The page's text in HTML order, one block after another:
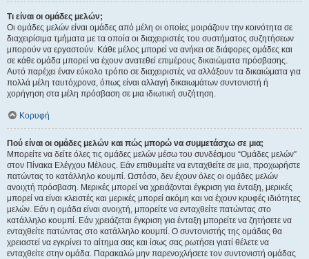
Τι είναι οι ομάδες μελών;
Οι ομάδες μελών είναι ομάδες από μέλη οι οποίες μοιράζουν την κοινότητα σε
διαχειρίσιμα τμήματα με τα οποία οι διαχειριστές του συστήματος συζητήσεων
μπορούν να εργαστούν. Κάθε μέλος μπορεί να ανήκει σε διάφορες ομάδες και
σε κάθε ομάδα μπορεί να έχουν ανατεθεί επιμέρους δικαιώματα πρόσβασης.
Αυτό παρέχει έναν εύκολο τρόπο σε διαχειριστές να αλλάξουν τα δικαιώματα για
πολλά μέλη ταυτόχρονα, όπως είναι αλλαγή δικαιωμάτων συντονιστή ή
χορήγηση στα μέλη πρόσβαση σε μια ιδιωτική συζήτηση.
Κορυφή
Πού είναι οι ομάδες μελών και πώς μπορώ να συμμετάσχω σε μια;
Μπορείτε να δείτε όλες τις ομάδες μελών μέσω του συνδέσμου “Ομάδες μελών”
στον Πίνακα Ελέγχου Μέλους. Εάν επιθυμείτε να ενταχθείτε σε μια, προχωρήστε
πατώντας το κατάλληλο κουμπί. Ωστόσο, δεν έχουν όλες οι ομάδες μελών
ανοιχτή πρόσβαση. Μερικές μπορεί να χρειάζονται έγκριση για ένταξη, μερικές
μπορεί να είναι κλειστές και μερικές μπορεί ακόμη και να έχουν κρυφές ιδιότητες
μελών. Εάν η ομάδα είναι ανοιχτή, μπορείτε να ενταχθείτε πατώντας στο
κατάλληλο κουμπί. Εάν χρειάζεται έγκριση για ένταξη μπορείτε να ζητήσετε να
ενταχθείτε πατώντας στο κατάλληλο κουμπί. Ο συντονιστής της ομάδας θα
χρειαστεί να εγκρίνει το αίτημα σας και ίσως σας ρωτήσει γιατί θέλετε να
ενταχθείτε στην ομάδα. Παρακαλώ μην παρενοχλήσετε τον συντονιστή ομάδας